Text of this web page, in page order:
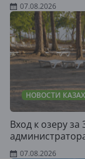
07.08.2026
НОВОСТИ
Вход к озеру
07.08.2026